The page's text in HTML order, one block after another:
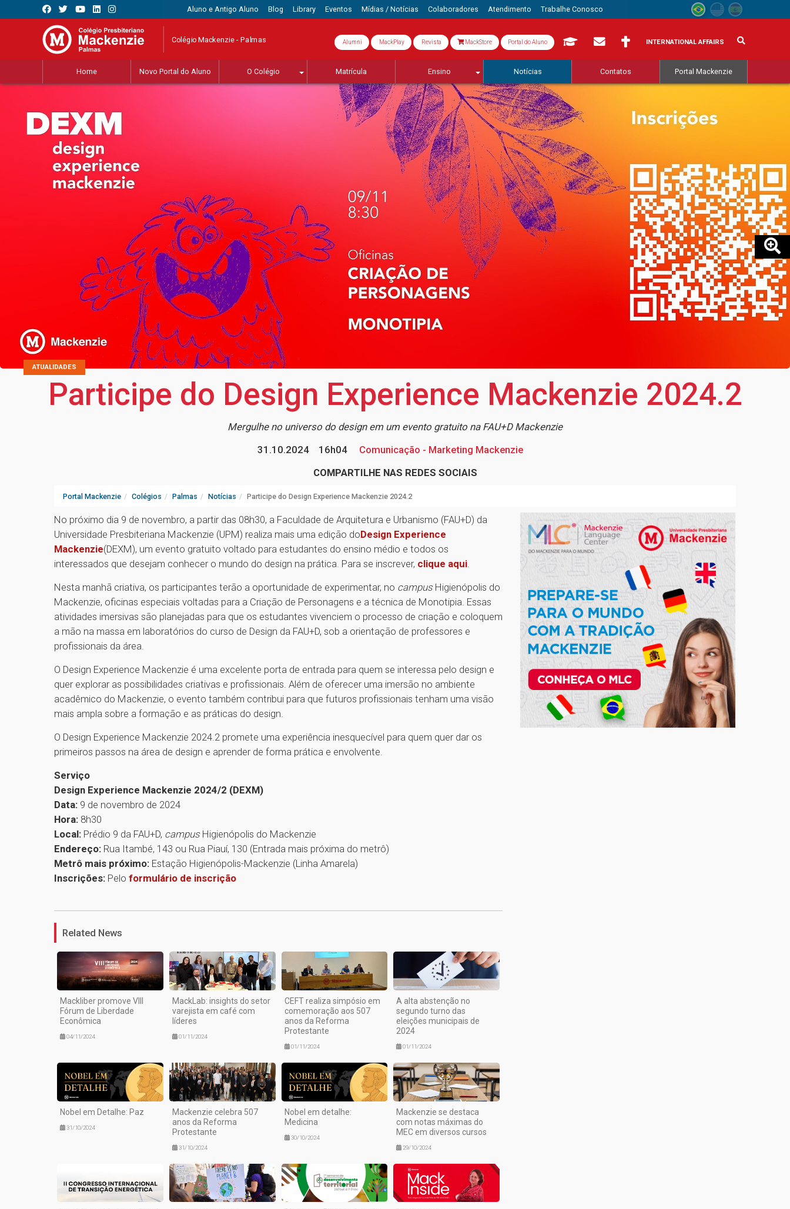
Aluno e Antigo Aluno Blog Library Eventos Mídias / Notícias Colaboradores Atendimento Trabalhe Conosco
Colégio Mackenzie - Palmas Alumni MackPlay Revista MackStore Portal do Aluno INTERNATIONAL AFFAIRS
Home Novo Portal do Aluno O Colégio Matrícula Ensino Notícias Contatos Portal Mackenzie
ATUALIDADES
Participe do Design Experience Mackenzie 2024.2
Mergulhe no universo do design em um evento gratuito na FAU+D Mackenzie
31.10.2024
16h04
Comunicação - Marketing Mackenzie
COMPARTILHE NAS REDES SOCIAIS
Portal Mackenzie Colégios Palmas Notícias Participe do Design Experience Mackenzie 2024.2
No próximo dia 9 de novembro, a partir das 08h30, a Faculdade de Arquitetura e Urbanismo (FAU+D) da
Universidade Presbiteriana Mackenzie (UPM) realiza mais uma edição doDesign Experience
Mackenzie(DEXM), um evento gratuito voltado para estudantes do ensino médio e todos os
interessados que desejam conhecer o mundo do design na prática. Para se inscrever, clique aqui.
Nesta manhã criativa, os participantes terão a oportunidade de experimentar, no campus Higienópolis do
Mackenzie, oficinas especiais voltadas para a Criação de Personagens e a técnica de Monotipia. Essas
atividades imersivas são planejadas para que os estudantes vivenciem o processo de criação e coloquem
a mão na massa em laboratórios do curso de Design da FAU+D, sob a orientação de professores e
profissionais da área.
O Design Experience Mackenzie é uma excelente porta de entrada para quem se interessa pelo design e
quer explorar as possibilidades criativas e profissionais. Além de oferecer uma imersão no ambiente
acadêmico do Mackenzie, o evento também contribui para que futuros profissionais tenham uma visão
mais ampla sobre a formação e as práticas do design.
O Design Experience Mackenzie 2024.2 promete uma experiência inesquecível para quem quer dar os
primeiros passos na área de design e aprender de forma prática e envolvente.
Serviço
Design Experience Mackenzie 2024/2 (DEXM)
Data: 9 de novembro de 2024
Hora: 8h30
Local: Prédio 9 da FAU+D, campus Higienópolis do Mackenzie
Endereço: Rua Itambé, 143 ou Rua Piauí, 130 (Entrada mais próxima do metrô)
Metrô mais próximo: Estação Higienópolis-Mackenzie (Linha Amarela)
Inscrições: Pelo formulário de inscrição
Related News
Mackliber promove VIII
Fórum de Liberdade
Econômica
04/11/2024
MackLab: insights do setor
varejista em café com
líderes
01/11/2024
CEFT realiza simpósio em
comemoração aos 507
anos da Reforma
Protestante
01/11/2024
A alta abstenção no
segundo turno das
eleições municipais de
2024
01/11/2024
Nobel em Detalhe: Paz
31/10/2024
Mackenzie celebra 507
anos da Reforma
Protestante
31/10/2024
Nobel em detalhe:
Medicina
30/10/2024
Mackenzie se destaca
com notas máximas do
MEC em diversos cursos
29/10/2024